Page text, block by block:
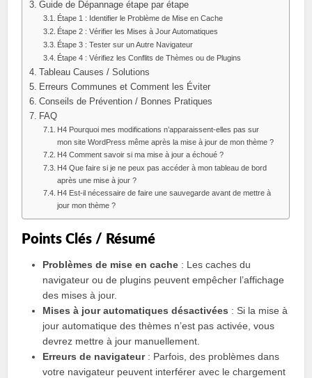
Guide de Dépannage étape par étape
Étape 1 : Identifier le Problème de Mise en Cache
Étape 2 : Vérifier les Mises à Jour Automatiques
Étape 3 : Tester sur un Autre Navigateur
Étape 4 : Vérifiez les Conflits de Thèmes ou de Plugins
Tableau Causes / Solutions
Erreurs Communes et Comment les Éviter
Conseils de Prévention / Bonnes Pratiques
FAQ
H4 Pourquoi mes modifications n’apparaissent-elles pas sur
mon site WordPress même après la mise à jour de mon thème ?
H4 Comment savoir si ma mise à jour a échoué ?
H4 Que faire si je ne peux pas accéder à mon tableau de bord
après une mise à jour ?
H4 Est-il nécessaire de faire une sauvegarde avant de mettre à
jour mon thème ?
Points Clés / Résumé
Problèmes de mise en cache : Les caches du
navigateur ou de plugins peuvent empêcher l’affichage
des mises à jour.
Mises à jour automatiques désactivées : Si la mise à
jour automatique des thèmes n’est pas activée, vous
devrez mettre à jour manuellement.
Erreurs de navigateur: Parfois, des problèmes dans
votre navigateur peuvent interférer avec le chargement